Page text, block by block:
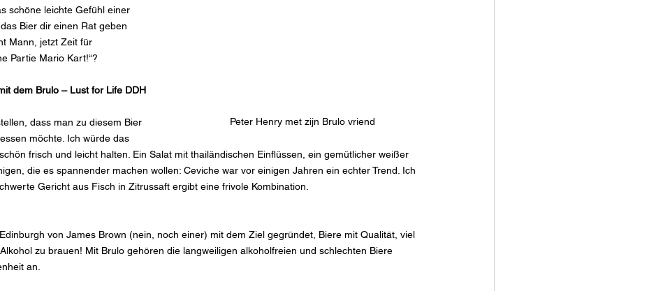
Peter Henry met zijn Brulo vriend
schöne leichte Gefühl einer
Bier dir einen Rat geben
Mann, jetzt Zeit für
Partie Mario Kart!“?
dem Brulo – Lust for Life DDH
dass man zu diesem Bier
möchte. Ich würde das
frisch und leicht halten. Ein Salat mit thailändischen Einflüssen, ein gemütlicher weißer
die es spannender machen wollen: Ceviche war vor einigen Jahren ein echter Trend. Ich
Gericht aus Fisch in Zitrussaft ergibt eine frivole Kombination.
von James Brown (nein, noch einer) mit dem Ziel gegründet, Biere mit Qualität, viel
zu brauen! Mit Brulo gehören die langweiligen alkoholfreien und schlechten Biere
an.